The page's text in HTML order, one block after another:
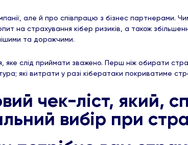
але й про співпрацю з бізнес партнерами.
на страхування кібер ризиків, а також
та дорожчими.
яке слід приймати зважено. Перш ніж обирати
які витрати у разі кібератаки покриватиме
чек-ліст, який,
вибір при